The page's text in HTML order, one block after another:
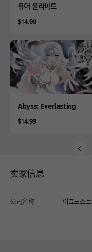
Product
유어 블라이트
Price
$14.99
Product
Abyss: Everlasting
Price
$14.99
卖家信息
公司名称 이그노스트